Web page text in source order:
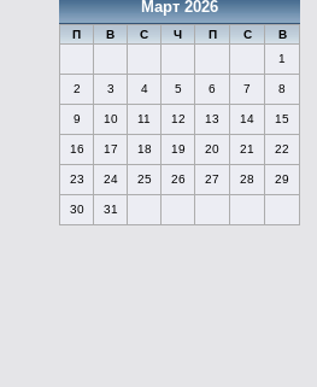
Март 2026
П В С Ч П С
В
1
2 3 4 5 6 7 8
9 10 11 12 13 14 15
16 17 18 19 20 21 22
23 24 25 26 27 28 29
30 31